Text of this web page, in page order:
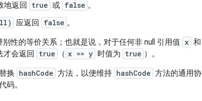
地返回 true 或 false 。
应返回 false 。
性的等价关系；也就是说，对于任何非 null 引用值 x 和
才会返回 true （ x == y 时值为 true ）。
换 hashCode 方法，以便维持 hashCode 方法的通用协
码。